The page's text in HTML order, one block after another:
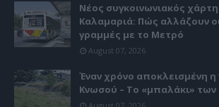
Νέος συγκοινωνιακός
Καλαμαριά: Πώς αλλάζουν
γραμμές με το Μετρό
August 07, 2026
Έναν χρόνο αποκλεισμένη
Κνωσού – Το «μπαλάκι»